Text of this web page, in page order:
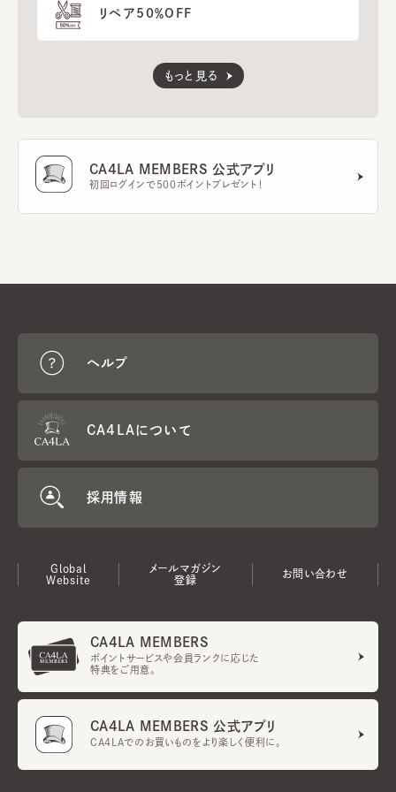
リペア50％OFF
もっと見る
CA4LA MEMBERS 公式アプリ
初回ログインで500ポイントプレゼント！
ヘルプ
CA4LAについて
採用情報
Global
Website
メールマガジン
登録
お問い合わせ
CA4LA MEMBERS
ポイントサービスや会員ランクに応じた
特典をご用意。
CA4LA MEMBERS 公式アプリ
CA4LAでのお買いものをより楽しく便利に。